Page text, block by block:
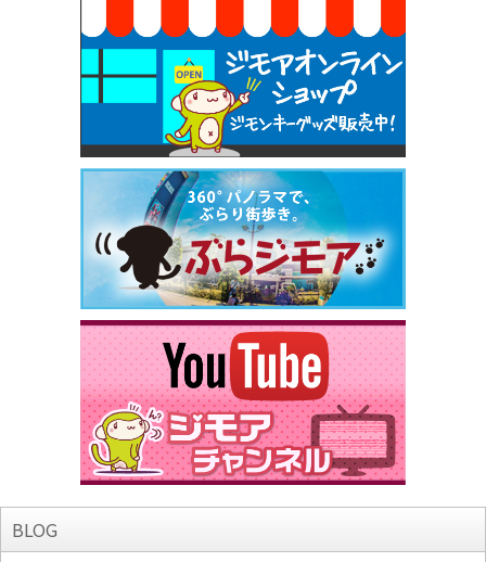
BLOG